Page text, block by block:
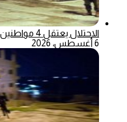
الاحتلال يعتقل 4 مواطنين من محافظة نابلس
6 أغسطس، 2026